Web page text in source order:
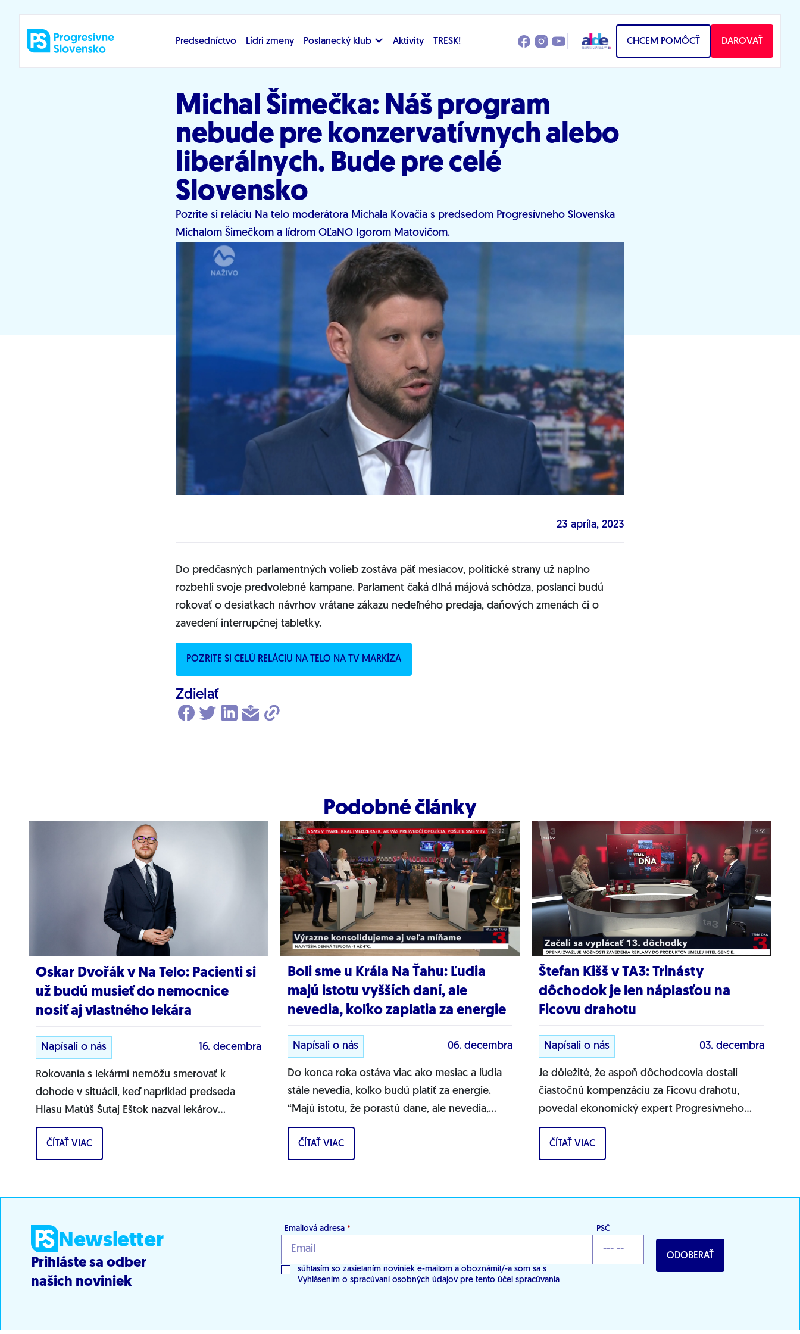
Predsedníctvo Lídri zmeny Poslanecký klub Aktivity TRESK! CHCEM POMÔCŤ DAROVAŤ
Michal Šimečka: Náš program
nebude pre konzervatívnych alebo
liberálnych. Bude pre celé
Slovensko
Pozrite si reláciu Na telo moderátora Michala Kovačia s predsedom Progresívneho Slovenska
Michalom Šimečkom a lídrom OĽaNO Igorom Matovičom.
23 apríla, 2023
Do predčasných parlamentných volieb zostáva päť mesiacov, politické strany už naplno
rozbehli svoje predvolebné kampane. Parlament čaká dlhá májová schôdza, poslanci budú
rokovať o desiatkach návrhov vrátane zákazu nedeľného predaja, daňových zmenách či o
zavedení interrupčnej tabletky.
POZRITE SI CELÚ RELÁCIU NA TELO NA TV MARKÍZA
Zdielať
Podobné články
Oskar Dvořák v Na Telo: Pacienti si
už budú musieť do nemocnice
nosiť aj vlastného lekára
Napísali o nás 16. decembra
Rokovania s lekármi nemôžu smerovať k
dohode v situácii, keď napríklad predseda
Hlasu Matúš Šutaj Eštok nazval lekárov
teroristami. „Robert Fico a tuto celá vláda chcú
ponížiť,...
ČÍTAŤ VIAC
Boli sme u Krála Na Ťahu: Ľudia
majú istotu vyšších daní, ale
nevedia, koľko zaplatia za energie
Napísali o nás 06. decembra
Do konca roka ostáva viac ako mesiac a ľudia
stále nevedia, koľko budú platiť za energie.
“Majú istotu, že porastú dane, ale nevedia,
koľko budú platiť za energie,” povedal
poslanec...
ČÍTAŤ VIAC
Štefan Kišš v TA3: Trinásty
dôchodok je len náplasťou na
Ficovu drahotu
Napísali o nás 03. decembra
Je dôležité, že aspoň dôchodcovia dostali
čiastočnú kompenzáciu za Ficovu drahotu,
povedal ekonomický expert Progresívneho
Slovenska Štefan Kišš v diskusnej relácii TA3
Téma Dňa....
ČÍTAŤ VIAC
Newsletter
Prihláste sa odber
našich noviniek
Emailová adresa * PSČ
súhlasím so zasielaním noviniek e-mailom a oboznámil/-a som sa s
Vyhlásením o spracúvaní osobných údajov pre tento účel spracúvania
ODOBERAŤ